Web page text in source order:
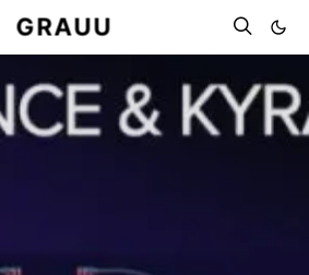
GRAUU